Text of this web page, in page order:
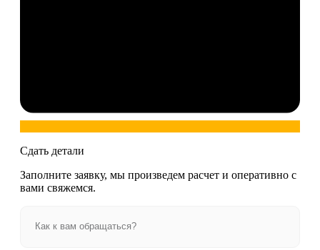
Сдать детали
Заполните заявку, мы произведем расчет и оперативно с
вами свяжемся.